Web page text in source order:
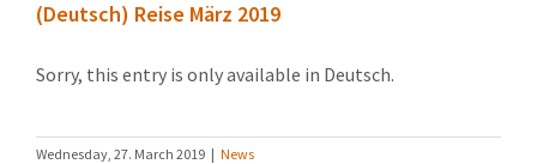
(Deutsch) Reise März 2019
Sorry, this entry is only available in Deutsch.
Wednesday, 27. March 2019 | News